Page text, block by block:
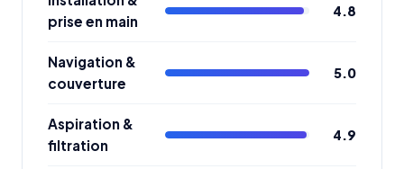
prise en main
4.8
Navigation &
couverture
5.0
Aspiration &
filtration
4.9